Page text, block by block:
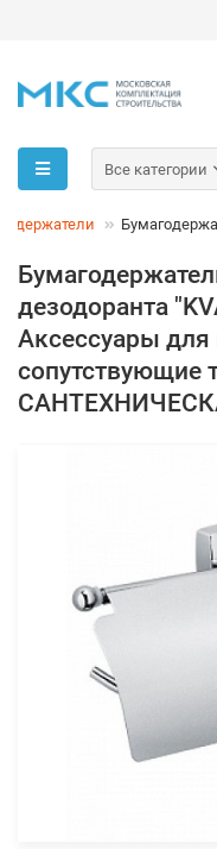
Все категории
дезодоранта
Аксессуары
сопутствующие